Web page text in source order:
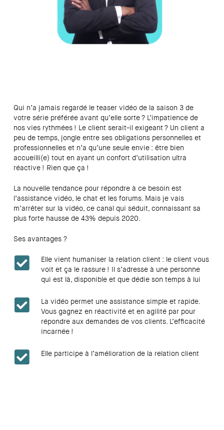
Qui n’a jamais regardé le teaser vidéo de la saison 3 de
votre série préférée avant qu’elle sorte ? L’impatience de
nos vies rythmées ! Le client serait-il exigeant ? Un client a
peu de temps, jongle entre ses obligations personnelles et
professionnelles et n’a qu’une seule envie : être bien
accueilli(e) tout en ayant un confort d’utilisation ultra
réactive ! Rien que ça !
La nouvelle tendance pour répondre à ce besoin est
l’assistance vidéo, le chat et les forums. Mais je vais
m’arrêter sur la vidéo, ce canal qui séduit, connaissant sa
plus forte hausse de 43% depuis 2020.
Ses avantages ?
Elle vient humaniser la relation client : le client vous
voit et ça le rassure ! Il s’adresse à une personne
qui est là, disponible et que dédie son temps à lui
La vidéo permet une assistance simple et rapide.
Vous gagnez en réactivité et en agilité par pour
répondre aux demandes de vos clients. L’efficacité
incarnée !
Elle participe à l’amélioration de la relation client